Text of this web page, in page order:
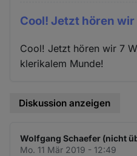
Cool! Jetzt hören wir
Cool! Jetzt hören wir 7
klerikalem Munde!
Diskussion anzeigen
Wolfgang Schaefer (nicht
Mo. 11 Mär 2019 - 12:49